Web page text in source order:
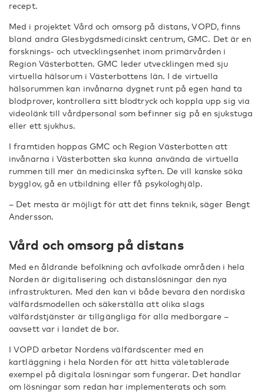
recept.
Med i projektet Vård och omsorg på distans, VOPD, finns
bland andra Glesbygdsmedicinskt centrum, GMC. Det är en
forsknings- och utvecklingsenhet inom primärvården i
Region Västerbotten. GMC leder utvecklingen med sju
virtuella hälsorum i Västerbottens län. I de virtuella
hälsorummen kan invånarna dygnet runt på egen hand ta
blodprover, kontrollera sitt blodtryck och koppla upp sig via
videolänk till vårdpersonal som befinner sig på en sjukstuga
eller ett sjukhus.
I framtiden hoppas GMC och Region Västerbotten att
invånarna i Västerbotten ska kunna använda de virtuella
rummen till mer än medicinska syften. De vill kanske söka
bygglov, gå en utbildning eller få psykologhjälp.
– Det mesta är möjligt för att det finns teknik, säger Bengt
Andersson.
Vård och omsorg på distans
Med en åldrande befolkning och avfolkade områden i hela
Norden är digitalisering och distanslösningar den nya
infrastrukturen. Med den kan vi både bevara den nordiska
välfärdsmodellen och säkerställa att olika slags
välfärdstjänster är tillgängliga för alla medborgare –
oavsett var i landet de bor.
I VOPD arbetar Nordens välfärdscenter med en
kartläggning i hela Norden för att hitta väletablerade
exempel på digitala lösningar som fungerar. Det handlar
om lösningar som redan har implementerats och som